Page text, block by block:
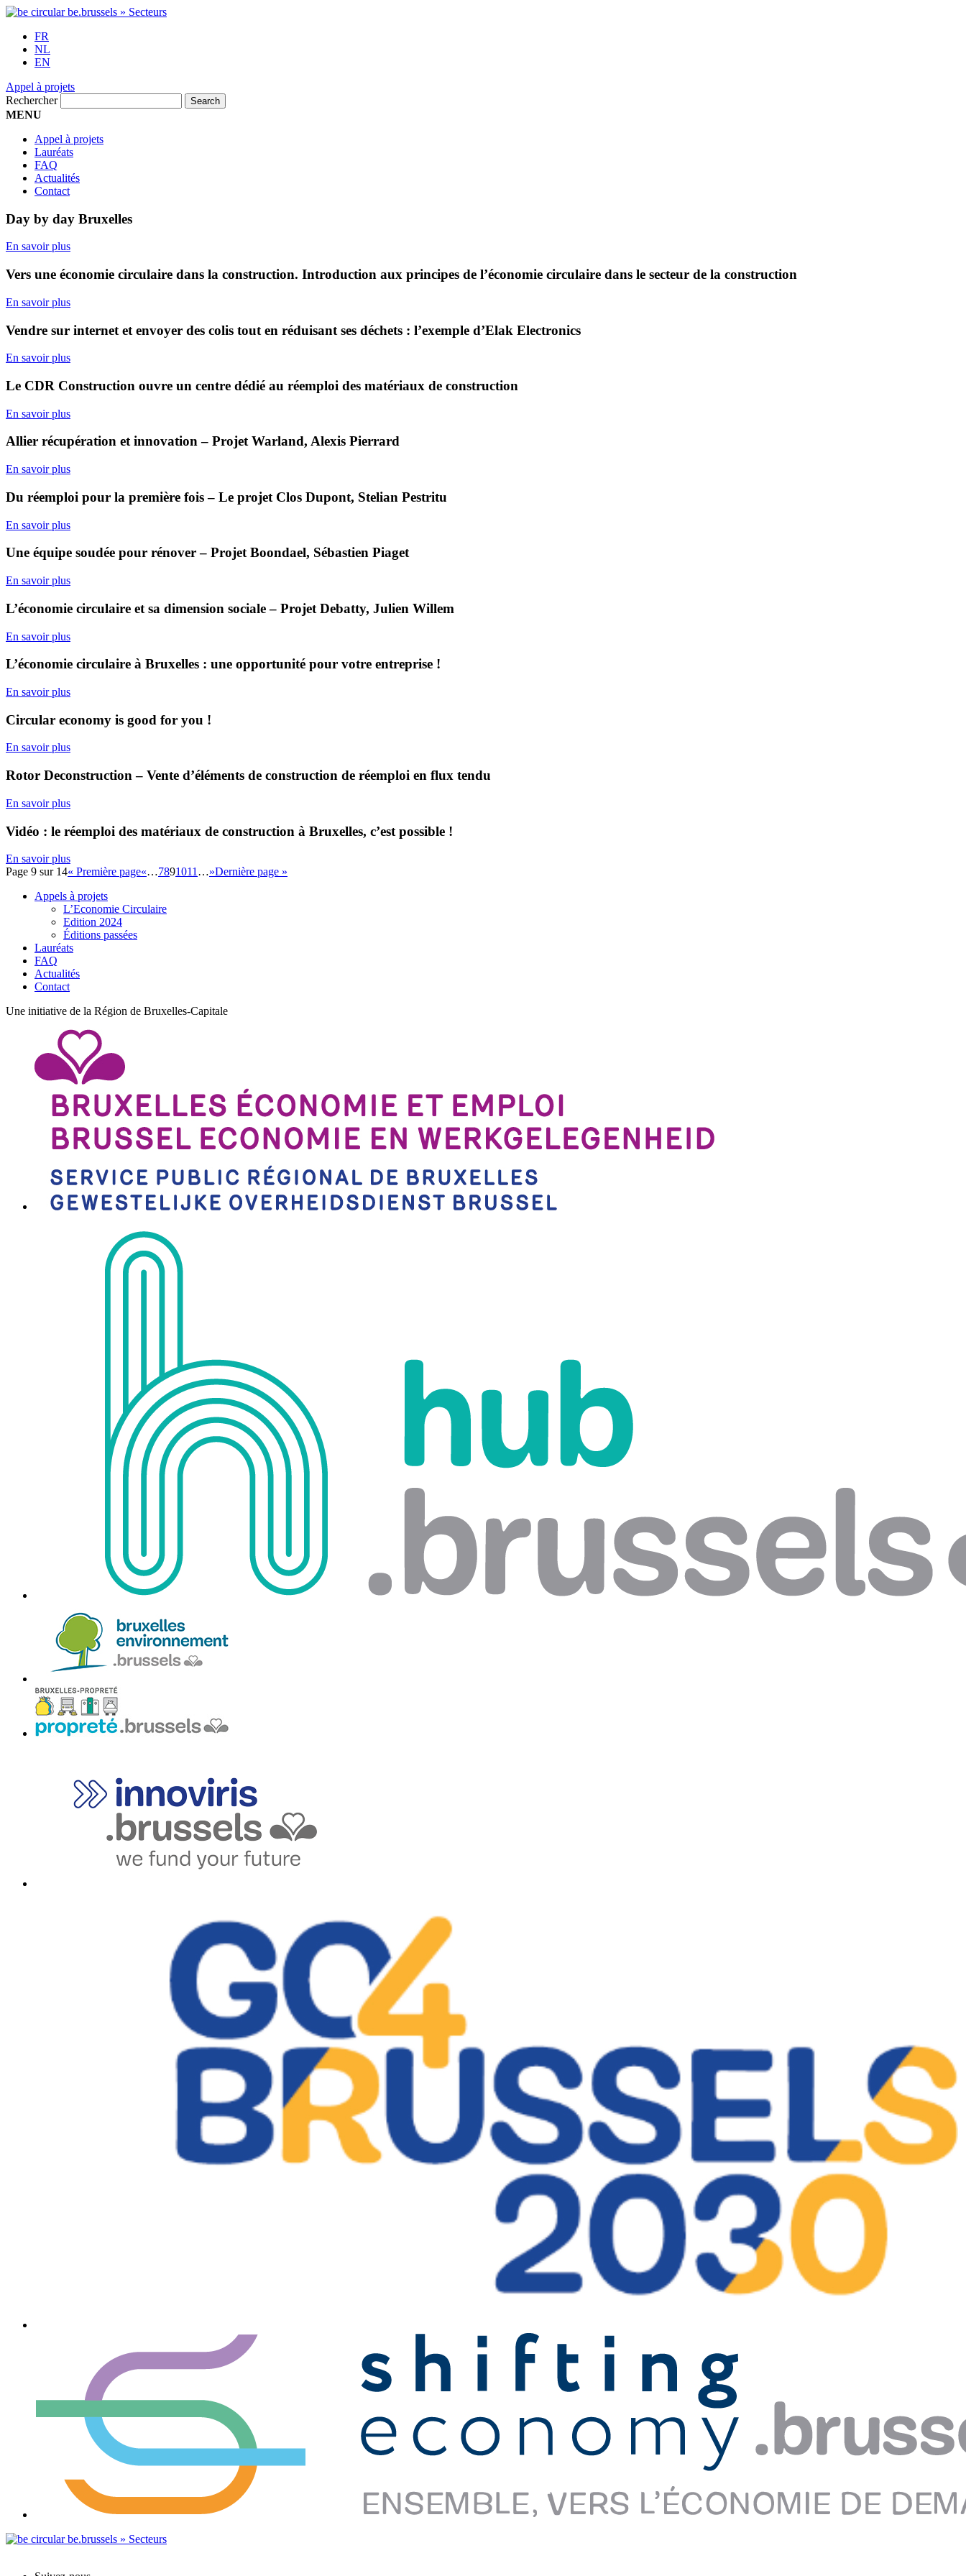
FR
NL
EN
Appel à projets
Rechercher
MENU
Appel à projets
Lauréats
FAQ
Actualités
Contact
Day by day Bruxelles
En savoir plus
Vers une économie circulaire dans la construction. Introduction aux principes de l’économie circulaire dans le secteur de la construction
En savoir plus
Vendre sur internet et envoyer des colis tout en réduisant ses déchets : l’exemple d’Elak Electronics
En savoir plus
Le CDR Construction ouvre un centre dédié au réemploi des matériaux de construction
En savoir plus
Allier récupération et innovation – Projet Warland, Alexis Pierrard
En savoir plus
Du réemploi pour la première fois – Le projet Clos Dupont, Stelian Pestritu
En savoir plus
Une équipe soudée pour rénover – Projet Boondael, Sébastien Piaget
En savoir plus
L’économie circulaire et sa dimension sociale – Projet Debatty, Julien Willem
En savoir plus
L’économie circulaire à Bruxelles : une opportunité pour votre entreprise !
En savoir plus
Circular economy is good for you !
En savoir plus
Rotor Deconstruction – Vente d’éléments de construction de réemploi en flux tendu
En savoir plus
Vidéo : le réemploi des matériaux de construction à Bruxelles, c’est possible !
En savoir plus
Page 9 sur 14« Première page«…7891011 …»Dernière page »
Appels à projets
L’Economie Circulaire
Edition 2024
Éditions passées
Lauréats
FAQ
Actualités
Contact
Une initiative de la Région de Bruxelles-Capitale